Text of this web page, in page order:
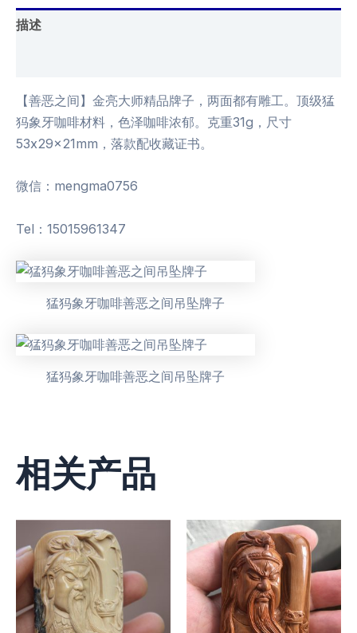
描述
【善恶之间】金亮大师精品牌子，两面都有雕工。顶级猛
犸象牙咖啡材料，色泽咖啡浓郁。克重31g，尺寸
53x29x21mm，落款配收藏证书。
微信：mengma0756
Tel：15015961347
猛犸象牙咖啡善恶之间吊坠牌子
猛犸象牙咖啡善恶之间吊坠牌子
相关产品